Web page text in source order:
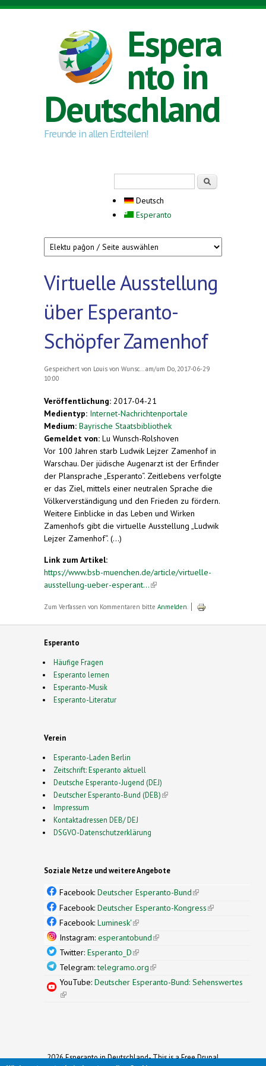
Direkt zum Inhalt
Espera
nto in
Deutschland
Freunde in allen Erdteilen!
Deutsch
Esperanto
Virtuelle Ausstellung
über Esperanto-
Schöpfer Zamenhof
Gespeichert von Louis von Wunsc...
am/um Do, 2017-06-29
10:00
Veröffentlichung: 2017-04-21
Medientyp: Internet-Nachrichtenportale
Medium: Bayrische Staatsbibliothek
Gemeldet von: Lu Wunsch-Rolshoven
Vor 100 Jahren starb Ludwik Lejzer Zamenhof in
Warschau. Der jüdische Augenarzt ist der Erfinder
der Plansprache „Esperanto“. Zeitlebens verfolgte
er das Ziel, mittels einer neutralen Sprache die
Völkerverständigung und den Frieden zu fördern.
Weitere Einblicke in das Leben und Wirken
Zamenhofs gibt die virtuelle Ausstellung „Ludwik
Lejzer Zamenhof“. (...)
Link zum Artikel:
https://www.bsb-muenchen.de/article/virtuelle-
ausstellung-ueber-esperant...(link is external)
Zum Verfassen von Kommentaren bitte Anmelden
Esperanto
Häufige Fragen
Esperanto lernen
Esperanto-Musik
Esperanto-Literatur
Verein
Esperanto-Laden Berlin
Zeitschrift: Esperanto aktuell
Deutsche Esperanto-Jugend (DEJ)
Deutscher Esperanto-Bund (DEB)(link is external)
Impressum
Kontaktadressen DEB/ DEJ
DSGVO-Datenschutzerklärung
Soziale Netze und weitere Angebote
Facebook: Deutscher Esperanto-Bund(link is
external)
Facebook: Deutscher Esperanto-Kongress(link is
Facebook: Luminesk'(link is external)
Instagram: esperantobund(link is external)
Twitter: Esperanto_D(link is external)
Telegram:telegramo.org(link is external)
YouTube: Deutscher Esperanto-Bund: Sehenswertes
(link is external)
2026 Esperanto in Deutschland- This is a Free Drupal